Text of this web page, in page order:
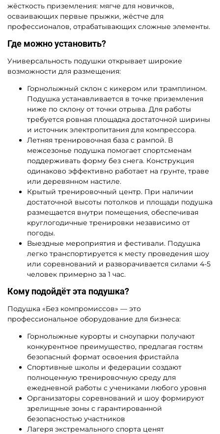
жёсткость приземления: мягче для новичков,
осваивающих первые прыжки, жёстче для
профессионалов, отрабатывающих сложные элементы.
Где можно установить?
Универсальность подушки открывает широкие
возможности для размещения:
Горнолыжный склон с кикером или трамплином.
Подушка устанавливается в точке приземления
ниже по склону от точки отрыва. Для работы
требуется ровная площадка достаточной ширины
и источник электропитания для компрессора.
Летняя тренировочная база с рампой. В
межсезонье подушка помогает спортсменам
поддерживать форму без снега. Конструкция
одинаково эффективно работает на грунте, траве
или деревянном настиле.
Крытый тренировочный центр. При наличии
достаточной высоты потолков и площади подушка
размещается внутри помещения, обеспечивая
круглогодичные тренировки независимо от
погоды.
Выездные мероприятия и фестивали. Подушка
легко транспортируется к месту проведения шоу
или соревнований и разворачивается силами 4-5
человек примерно за 1 час.
Кому подойдёт эта подушка?
Подушка «Без компромиссов» — это
профессиональное оборудование для бизнеса:
Горнолыжные курорты и сноупарки получают
конкурентное преимущество, предлагая гостям
безопасный формат освоения фристайла
Спортивные школы и федерации создают
полноценную тренировочную среду для
ежедневной работы с учениками любого уровня
Организаторы соревнований и шоу формируют
зрелищные зоны с гарантированной
безопасностью участников
Лагеря экстремального спорта ценят